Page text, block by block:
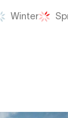
Winter